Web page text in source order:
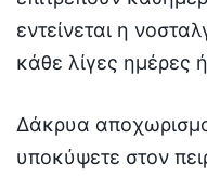
εντείνεται η
κάθε λίγες ημέρες
Δάκρυα
υποκύψετε στον